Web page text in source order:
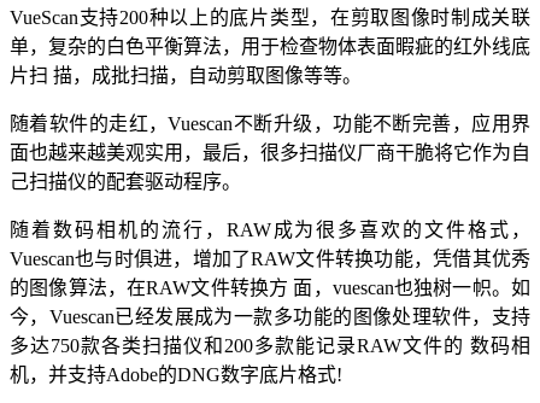
VueScan支持200种以上的底片类型，在剪取图像时制成关联
单，复杂的白色平衡算法，用于检查物体表面暇疵的红外线底
片扫 描，成批扫描，自动剪取图像等等。
随着软件的走红，Vuescan不断升级，功能不断完善，应用界
面也越来越美观实用，最后，很多扫描仪厂商干脆将它作为自
己扫描仪的配套驱动程序。
随着数码相机的流行，RAW成为很多喜欢的文件格式，
Vuescan也与时俱进，增加了RAW文件转换功能，凭借其优秀
的图像算法，在RAW文件转换方 面，vuescan也独树一帜。如
今，Vuescan已经发展成为一款多功能的图像处理软件，支持
多达750款各类扫描仪和200多款能记录RAW文件的 数码相
机，并支持Adobe的DNG数字底片格式!